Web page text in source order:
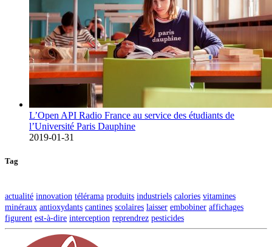
L’Open API Radio France au service des étudiants de
l’Université Paris Dauphine
2019-01-31
Tag
actualité innovation télérama produits industriels calories vitamines
minéraux antioxydants cantines scolaires laisser embobiner affichages
figurent est-à-dire interception reprendrez pesticides